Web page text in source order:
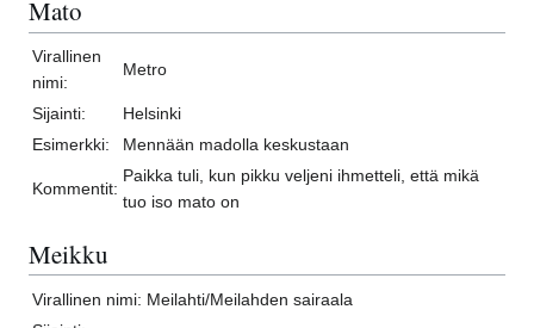
Mato
Virallinen
nimi:
Metro
Sijainti:
Helsinki
Esimerkki:
Mennään madolla keskustaan
Kommentit:
Paikka tuli, kun pikku veljeni ihmetteli, että mikä
tuo iso mato on
Meikku
Virallinen nimi: Meilahti/Meilahden sairaala